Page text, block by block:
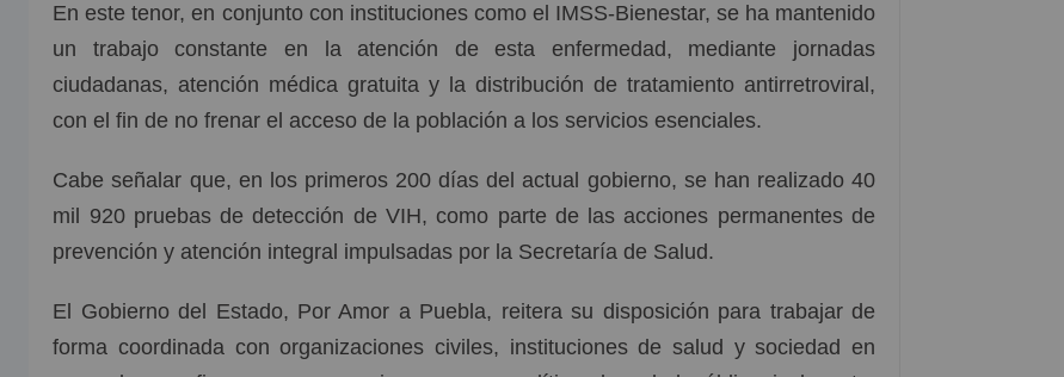
En este tenor, en conjunto con instituciones como el IMSS-Bienestar, se ha mantenido
un trabajo constante en la atención de esta enfermedad, mediante jornadas
ciudadanas, atención médica gratuita y la distribución de tratamiento antirretroviral,
con el fin de no frenar el acceso de la población a los servicios esenciales.
Cabe señalar que, en los primeros 200 días del actual gobierno, se han realizado 40
mil 920 pruebas de detección de VIH, como parte de las acciones permanentes de
prevención y atención integral impulsadas por la Secretaría de Salud.
El Gobierno del Estado, Por Amor a Puebla, reitera su disposición para trabajar de
forma coordinada con organizaciones civiles, instituciones de salud y sociedad en